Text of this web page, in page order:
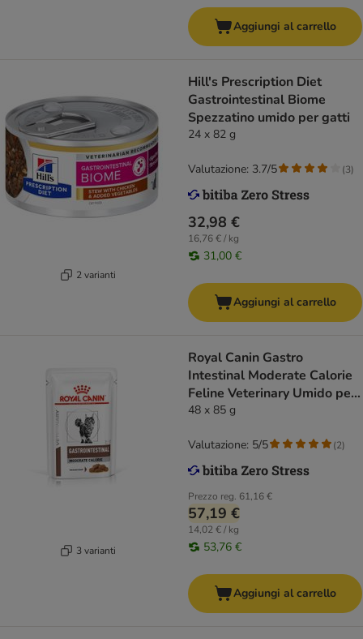
Aggiungi al carrello
2 varianti
Hill's Prescription Diet
Gastrointestinal Biome
Spezzatino umido per gatti
24 x 82 g
32,98 €
16,76 € / kg
31,00 €
Valutazione: 3.7/5 (3)
Aggiungi al carrello
3 varianti
Royal Canin Gastro
Intestinal Moderate Calorie
Feline Veterinary Umido per
gatti
48 x 85 g
Prezzo reg. 61,16 €
57,19 €
14,02 € / kg
53,76 €
Valutazione: 5/5 (2)
Aggiungi al carrello